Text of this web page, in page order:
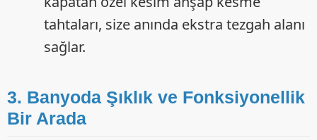
tahtaları, size anında ekstra tezgah alanı
sağlar.
3. Banyoda Şıklık ve Fonksiyonellik
Bir Arada